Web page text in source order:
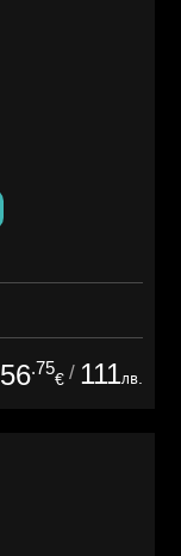
56.75
€ / 111лв.